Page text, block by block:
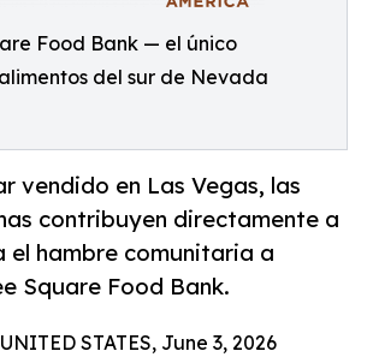
Food Bank — el único
del sur de Nevada
vendido en Las Vegas, las
contribuyen directamente a
el hambre comunitaria a
Square Food Bank.
STATES, June 3, 2026